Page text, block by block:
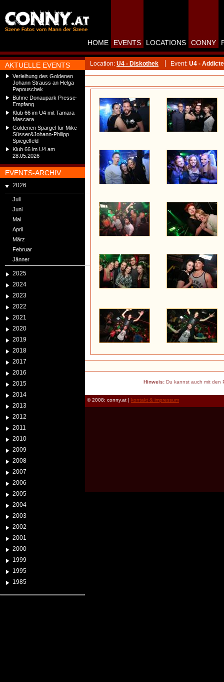
AKTUELLE EVENTS
Verleihung des Goldenen
Johann Strauss an Helga
Papouschek
Bühne Donaupark Presse-
Empfang
Klub 66 im U4 mit Tamara
Mascara
Goldenen Spargel für Mike
Süsser&Johann-Philipp
Spiegelfeld
Klub 66 im U4 am
28.05.2026
EVENTS-ARCHIV
2026
Juli
Juni
Mai
April
März
Februar
Jänner
2025
2024
2023
2022
2021
2020
2019
2018
2017
2016
2015
2014
2013
2012
2011
2010
2009
2008
2007
2006
2005
2004
2003
2002
2001
2000
1999
1995
1985
HOME EVENTS LOCATIONS CONNY
Location: U4 - Diskothek Event: U4 -
Hinweis:Du kannst auch mit den
© 2008: conny.at | kontakt & impressum